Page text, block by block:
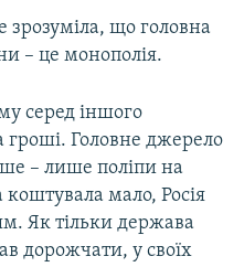
зрозуміла, що головна
– це монополія.
серед іншого
гроші. Головне джерело
– лише поліпи на
коштувала мало, Росія
Як тільки держава
дорожчати, у своїх